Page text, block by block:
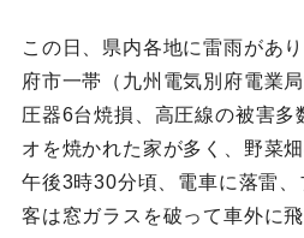
この日、県内各地に雷雨があ
府市一帯（九州電気別府電業
圧器6台焼損、高圧線の被害多
オを焼かれた家が多く、野菜
午後3時30分頃、電車に落雷
客は窓ガラスを破って車外に